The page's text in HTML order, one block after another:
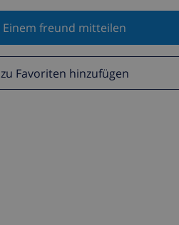
Einem freund mitteilen
zu Favoriten hinzufügen